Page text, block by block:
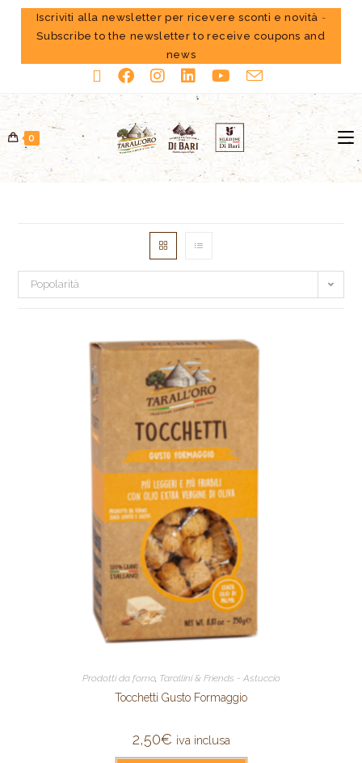
Iscriviti alla newsletter per ricevere sconti e novità -
Subscribe to the newsletter to receive coupons and
news
0
Popolarità
Prodotti da forno, Tarallini & Friends - Astuccio
Tocchetti Gusto Formaggio
2,50€ iva inclusa